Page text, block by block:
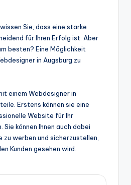
Sie, dass eine starke
für Ihren Erfolg ist. Aber
besten? Eine Möglichkeit
in Augsburg zu
einem Webdesigner in
Erstens können sie eine
Website für Ihr
können Ihnen auch dabei
zu werben und sicherzustellen,
Kunden gesehen wird.